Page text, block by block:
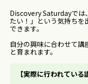
Discovery Saturdayでは
たい！」という気持ち
できます。
自分の興味に合わせて
と育まれます。
【実際に行われている